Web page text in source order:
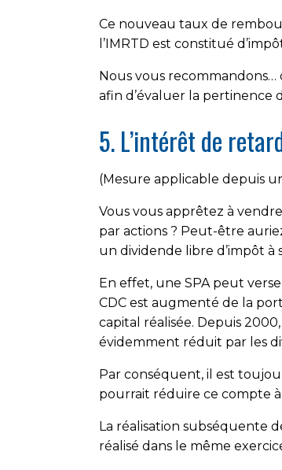
Ce nouveau taux de
l’IMRTD est constitué
Nous vous recommandons…
afin d’évaluer la pertinence
5. L’intérêt de
(Mesure applicable depuis
Vous vous apprêtez à
par actions ? Peut-être
un dividende libre d’impôt à
En effet, une SPA peut
CDC est augmenté de la
capital réalisée. Depuis
évidemment réduit par les
Par conséquent, il est
pourrait réduire ce compte
La réalisation subséquente
réalisé dans le même